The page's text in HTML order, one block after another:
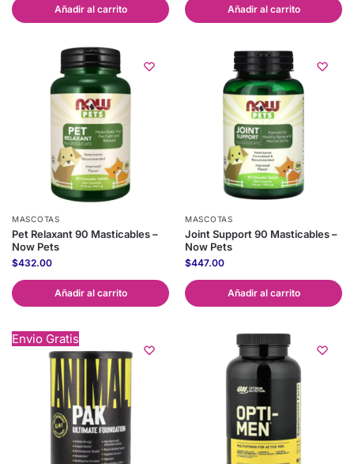
Añadir al carrito Añadir al carrito
MASCOTAS
Pet Relaxant 90 Masticables –
Now Pets
$432.00
Añadir al carrito
MASCOTAS
Joint Support 90 Masticables –
Now Pets
$447.00
Añadir al carrito
Envio Gratis